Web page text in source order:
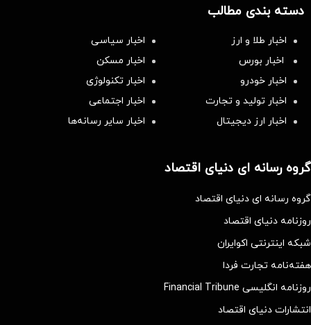
دسته بندی مطالب
اخبار طلا و ارز
اخبار سیاسی
اخبار بورس
اخبار مسکن
اخبار خودرو
اخبار تکنولوژی
اخبار تولید و تجارت
اخبار اجتماعی
اخبار ارز دیجیتال
اخبار سایر رسانه‌‌ها
گروه رسانه ای دنیای اقتصاد
گروه رسانه ای دنیای اقتصاد
روزنامه دنیای اقتصاد
شبکه اینترنتی اکوایران
هفته‌نامه تجارت فردا
روزنامه انگلیسی Financial Tribune
انتشارات دنیای اقتصاد